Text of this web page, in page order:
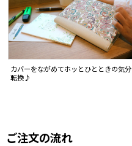
カバーをながめてホッとひとときの気分
転換♪
ご注文の流れ